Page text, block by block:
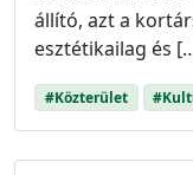
állító, azt a
esztétikailag és
#Közterület